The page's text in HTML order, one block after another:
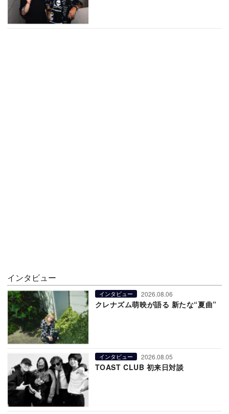
インタビュー
インタビュー 2026.08.06
クレナズム萌映が語る 新たな“夏曲”
インタビュー 2026.08.05
TOAST CLUB 初来日対談